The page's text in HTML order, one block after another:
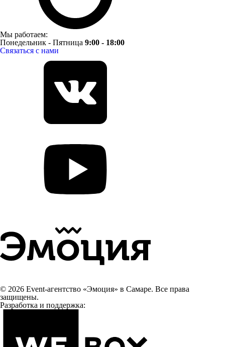
Мы работаем:
Понедельник - Пятница 9:00 - 18:00
Связаться с нами
© 2026 Event-агентство «Эмоция» в Самаре. Все права
защищены.
Разработка и поддержка: